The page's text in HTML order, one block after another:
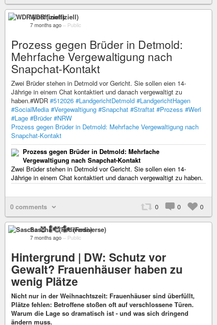
WDR (inoffiziell)
7 months ago – Public
Prozess gegen Brüder in Detmold:
Mehrfache Vergewaltigung nach
Snapchat-Kontakt
Zwei Brüder stehen in Detmold vor Gericht. Sie sollen eien 14-
Jährige in einem Chat kontaktiert und danach vergewaltigt zu
haben.#WDR #512026 #LandgerichtDetmold #LandgerichtHagen
#SocialMedia #Vergewaltigung #Snapchat #Straftat #Prozess #Werl
#Lage #Brüder #NRW
Prozess gegen Brüder in Detmold: Mehrfache Vergewaltigung nach
Snapchat-Kontakt
Prozess gegen Brüder in Detmold: Mehrfache
Vergewaltigung nach Snapchat-Kontakt
Zwei Brüder stehen in Detmold vor Gericht. Sie sollen eien 14-
Jährige in einem Chat kontaktiert und danach vergewaltigt zu haben.
0 comments 0 0 0
Sascha 😈 𒀯 (Fediverse)
7 months ago – Public
Hintergrund | DW: Schutz vor
Gewalt? Frauenhäuser haben zu
wenig Plätze
Nicht nur in der Weihnachtszeit: Frauenhäuser sind überfüllt,
Plätze fehlen: Betroffene stoßen oft auf verschlossene Türen.
Warum die Lage so dramatisch ist - und was sich dringend
ändern muss.